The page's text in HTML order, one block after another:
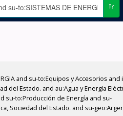
Ir
and su-to:Equipos y Accesorios and
del Estado. and au:Agua y Energía
su-to:Producción de Energía and su-
Sociedad del Estado. and su-